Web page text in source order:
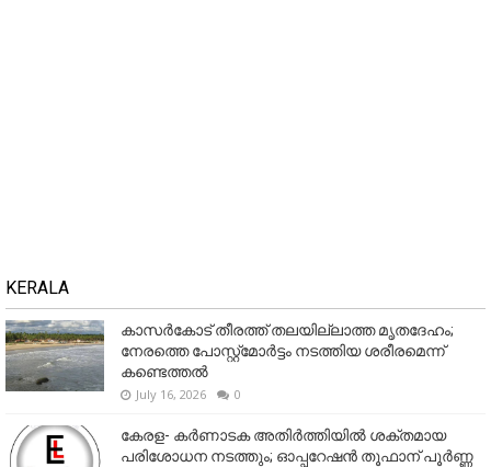
KERALA
കാസർകോട് തീരത്ത് തലയില്ലാത്ത മൃതദേഹം;
നേരത്തെ പോസ്റ്റ്‌മോർട്ടം നടത്തിയ ശരീരമെന്ന്
കണ്ടെത്തൽ
July 16, 2026 0
കേരള- കർണാടക അതിർത്തിയിൽ ശക്തമായ
പരിശോധന നടത്തും; ഓപ്പറേഷൻ തൂഫാന് പൂർണ്ണ